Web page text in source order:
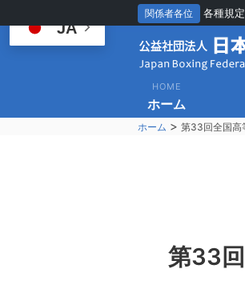
関係者各位 各種規
HOME
ホーム
ホーム > 第33回全国高
第33
JA